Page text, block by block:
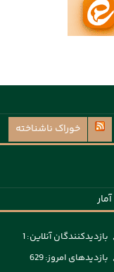
خوراک ناشناخته
آمار
بازدیدکنندگان آنلاین:1
بازدیدهای امروز:629